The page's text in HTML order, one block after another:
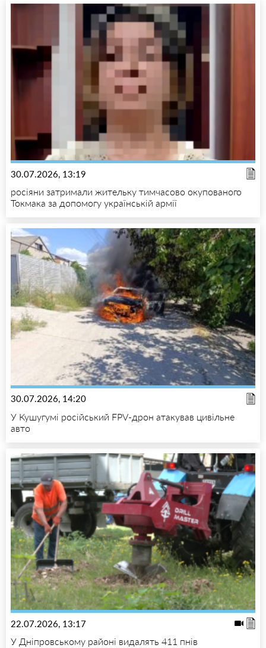
30.07.2026, 13:19
росіяни затримали жительку тимчасово окупованого
Токмака за допомогу українській армії
30.07.2026, 14:20
У Кушугумі російський FPV-дрон атакував цивільне
авто
22.07.2026, 13:17
У Дніпровському районі видалять 411 пнів